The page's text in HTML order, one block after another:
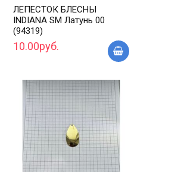
ЛЕПЕСТОК БЛЕСНЫ
INDIANA SM Латунь 00
(94319)
10.00руб.